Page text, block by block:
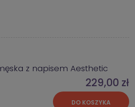
z napisem Aesthetic
229,00 zł
DO KOSZYKA